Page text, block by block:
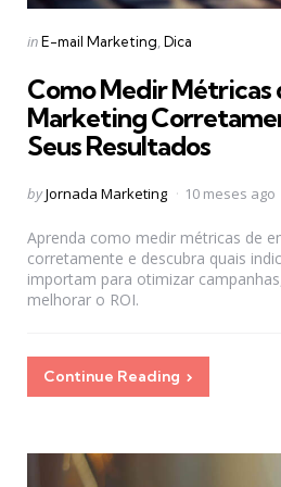
Categories
Posted
inE-mail Marketing Dica
Como Medir Métricas
Marketing
Seus Resultados
Posted
byJornada Marketing 10 meses ago
Aprenda como medir métricas de
corretamente e descubra quais
importam para otimizar
melhorar o ROI.
Continue Reading